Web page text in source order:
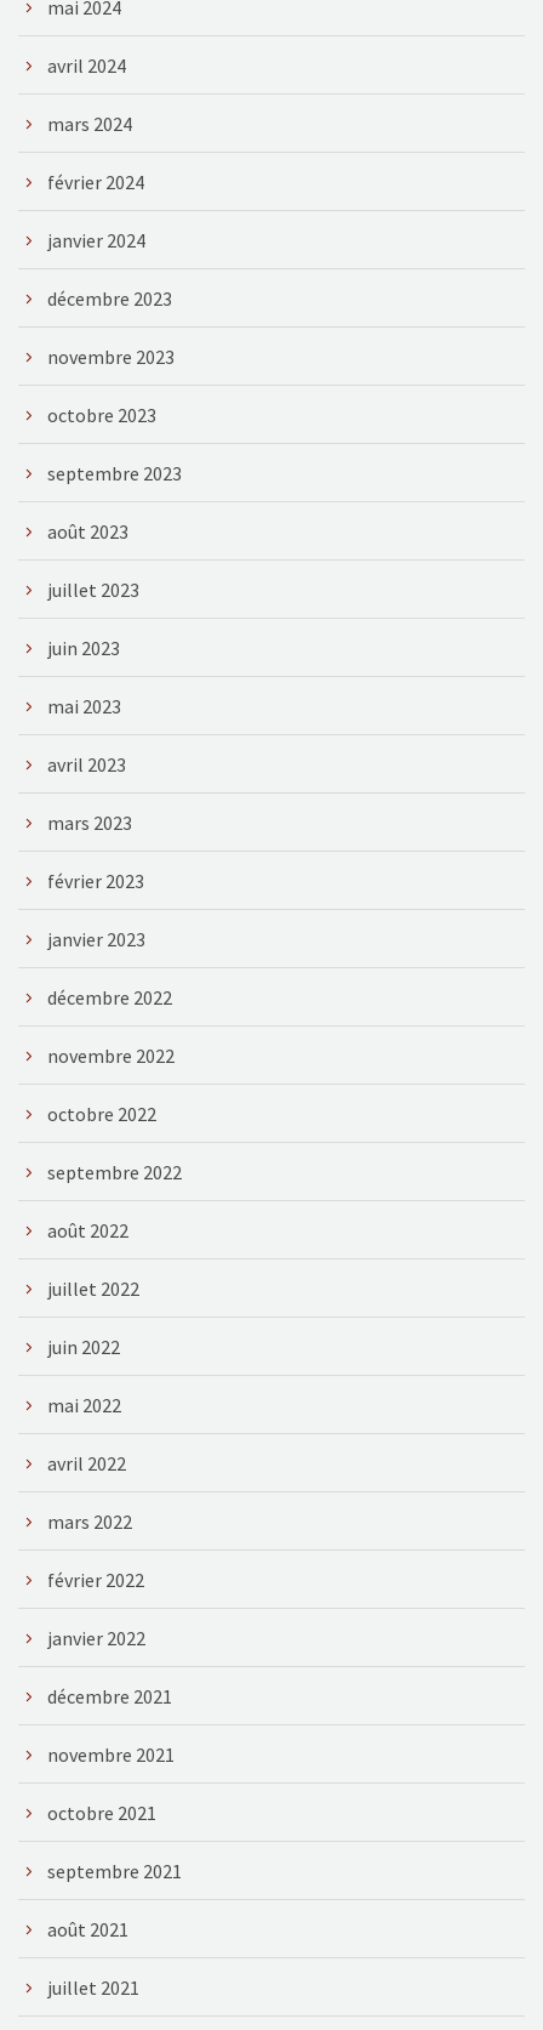
mai 2024
avril 2024
mars 2024
février 2024
janvier 2024
décembre 2023
novembre 2023
octobre 2023
septembre 2023
août 2023
juillet 2023
juin 2023
mai 2023
avril 2023
mars 2023
février 2023
janvier 2023
décembre 2022
novembre 2022
octobre 2022
septembre 2022
août 2022
juillet 2022
juin 2022
mai 2022
avril 2022
mars 2022
février 2022
janvier 2022
décembre 2021
novembre 2021
octobre 2021
septembre 2021
août 2021
juillet 2021